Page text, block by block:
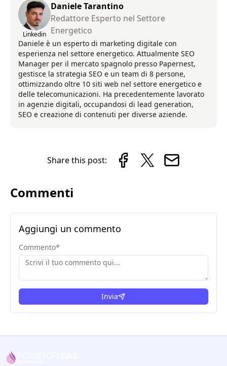
Linkedin
Daniele Tarantino
Redattore Esperto nel Settore
Energetico
Daniele è un esperto di marketing digitale con
esperienza nel settore energetico. Attualmente SEO
Manager per il mercato spagnolo presso Papernest,
gestisce la strategia SEO e un team di 8 persone,
ottimizzando oltre 10 siti web nel settore energetico e
delle telecomunicazioni. Ha precedentemente lavorato
in agenzie digitali, occupandosi di lead generation,
SEO e creazione di contenuti per diverse aziende.
Share this post:
Commenti
Aggiungi un commento
Commento*
Invia